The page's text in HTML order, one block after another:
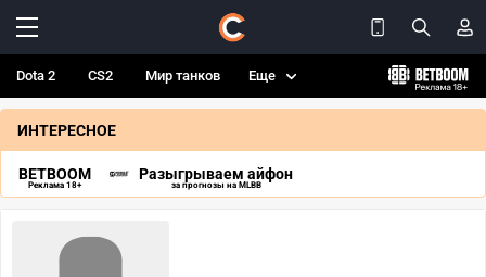
Dota 2 CS2 Мир танков Еще
ИНТЕРЕСНОЕ
BETBOOM
Реклама 18+
Разыгрываем айфон
за прогнозы на MLBB